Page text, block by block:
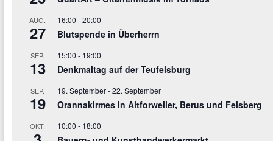
AUG.
27
16:00 -20:00
Blutspende in Überherrn
SEP.
13
15:00 - 19:00
Denkmaltag auf der Teufelsburg
SEP.
19
19. September-22. September
Orannakirmes in Altforweiler, Berus und Felsberg
OKT. 10:00 - 18:00